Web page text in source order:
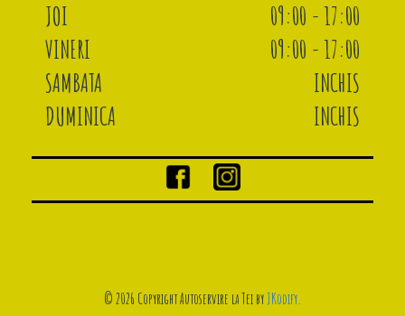
JOI
09:00 - 17:00
VINERI
09:00 - 17:00
SAMBATA
INCHIS
DUMINICA
INCHIS
© 2026 Copyright Autoservire la Tei byJKodify.